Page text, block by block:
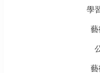
學
藝
藝